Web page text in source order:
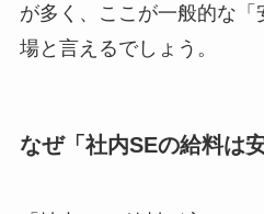
が多く、ここが一般的な
場と言えるでしょう。
なぜ「社内SEの給料は